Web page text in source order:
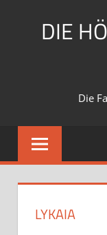
DIE
Die
LYKAIA